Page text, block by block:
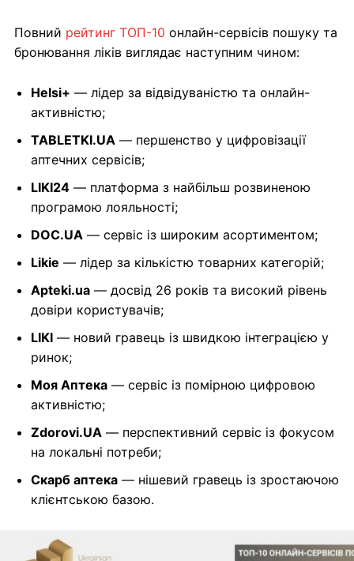
Повний рейтинг ТОП-10 онлайн-сервісів пошуку та
бронювання ліків виглядає наступним чином:
Helsi+ — лідер за відвідуваністю та онлайн-
активністю;
TABLETKI.UA — першенство у цифровізації
аптечних сервісів;
LIKI24 — платформа з найбільш розвиненою
програмою лояльності;
DOC.UA — сервіс із широким асортиментом;
Likie — лідер за кількістю товарних категорій;
Apteki.ua — досвід 26 років та високий рівень
довіри користувачів;
LIKI — новий гравець із швидкою інтеграцією у
ринок;
Моя Аптека — сервіс із помірною цифровою
активністю;
Zdorovi.UA — перспективний сервіс із фокусом
на локальні потреби;
Скарб аптека — нішевий гравець із зростаючою
клієнтською базою.